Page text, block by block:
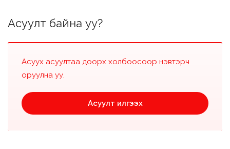
Асуулт байна уу?
Асуух асуултаа доорх холбоосоор нэвтэрч
оруулна уу.
Асуулт илгээх